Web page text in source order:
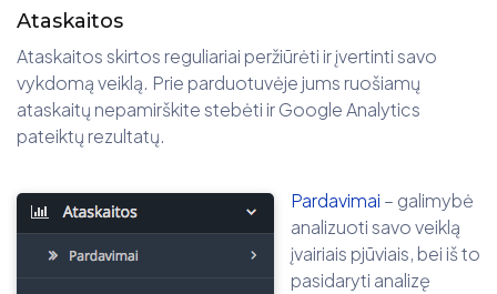
Ataskaitos
Ataskaitos skirtos reguliariai peržiūrėti ir įvertinti savo
vykdomą veiklą. Prie parduotuvėje jums ruošiamų
ataskaitų nepamirškite stebėti ir Google Analytics
pateiktų rezultatų.
Pardavimai – galimybė
analizuoti savo veiklą
įvairiais pjūviais, bei iš to
pasidaryti analizę